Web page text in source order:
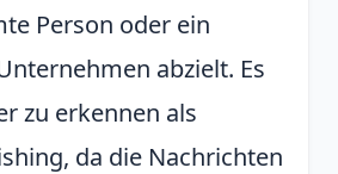
Person oder ein
abzielt. Es
zu erkennen als
da die Nachrichten